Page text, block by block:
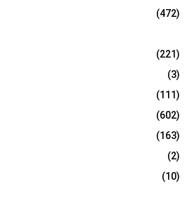
(472)
(221)
(3)
(111)
(602)
(163)
(2)
(10)